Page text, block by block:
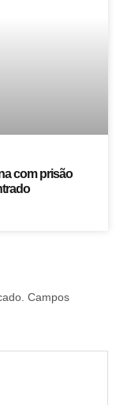
com prisão
Campos